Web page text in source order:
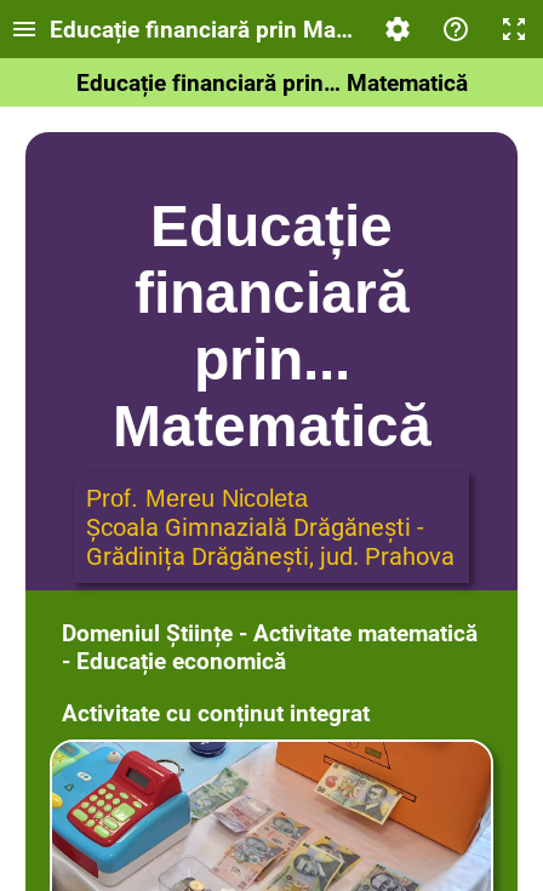
Educație financiară prin Matematică -
Educație financiară prin… Matematică
Educație
financiară
prin...
Matematică
Prof. Mereu Nicoleta
Școala Gimnazială Drăgănești -
Grădinița Drăgănești, jud. Prahova
Domeniul Științe - Activitate matematică
- Educație economică
Activitate cu conținut integrat